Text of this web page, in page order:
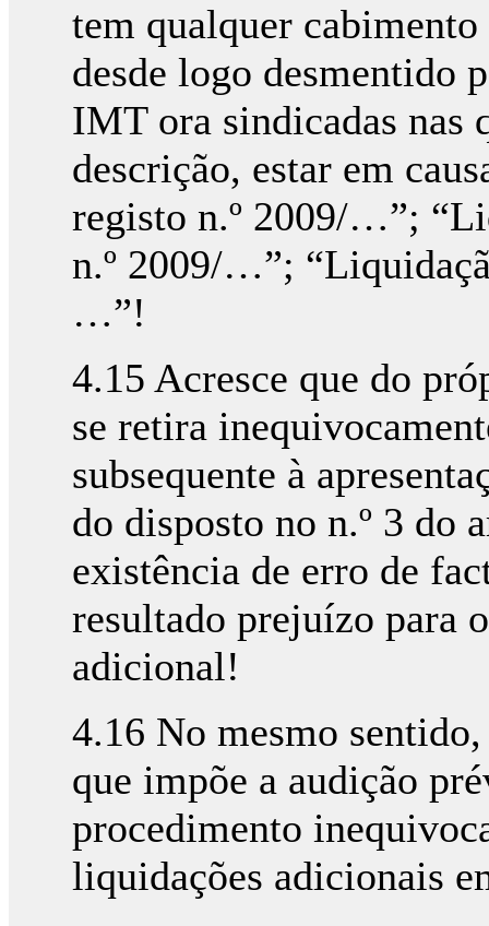
tem qualquer
desde logo desmentido
IMT ora sindicadas nas
descrição, estar em
registo n.º 2009/…”;
n.º 2009/…”;
…”!
4.15 Acresce que do
se retira
subsequente à
do disposto no n.º 3 do
existência de erro de
resultado prejuízo para
adicional!
4.16 No mesmo
que impõe a audição
procedimento
liquidações adicionais